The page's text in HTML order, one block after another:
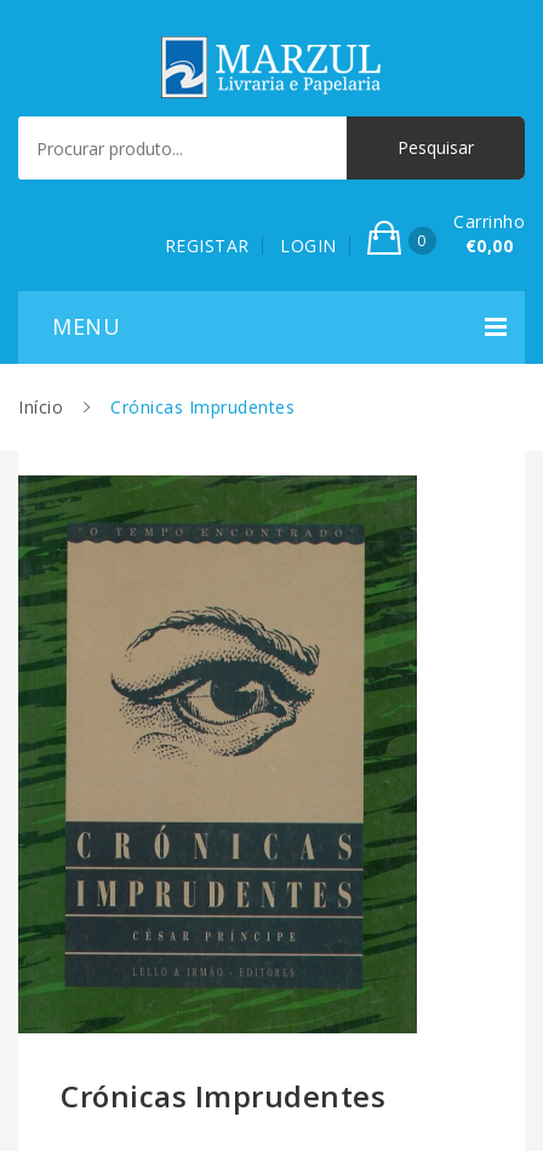
REGISTAR LOGIN 0
Carrinho
€0,00
Início Crónicas Imprudentes
Crónicas Imprudentes